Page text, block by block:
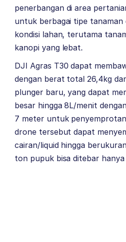
penerbangan di area
untuk berbagai tipe tanaman
kondisi lahan, terutama
kanopi yang lebat.
DJI Agras T30 dapat
dengan berat total 26,4kg
plunger baru, yang dapat
besar hingga 8L/menit
7 meter untuk
drone tersebut dapat
cairan/liquid hingga
ton pupuk bisa ditebar hanya